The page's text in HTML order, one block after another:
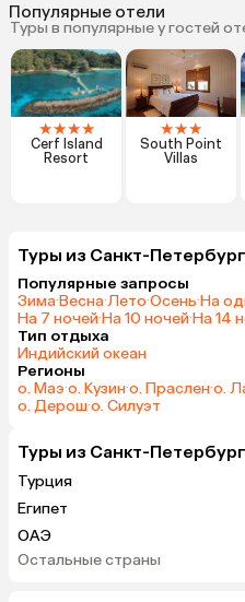
Популярные отели
Туры в популярные у гостей
★★★★
Cerf Island
Resort
★★★
South Point
Villas
Туры из Санкт-
Популярные запросы
Зима·Весна·Лето·Осень·На
На 7 ночей·На 10 ночей·На 14
Тип отдыха
Индийский океан
Регионы
о. Маэ·о. Кузин·о. Праслен·о.
о. Дерош·о. Силуэт
Туры из Санкт-
Турция
Египет
ОАЭ
Кипр
Остальные страны